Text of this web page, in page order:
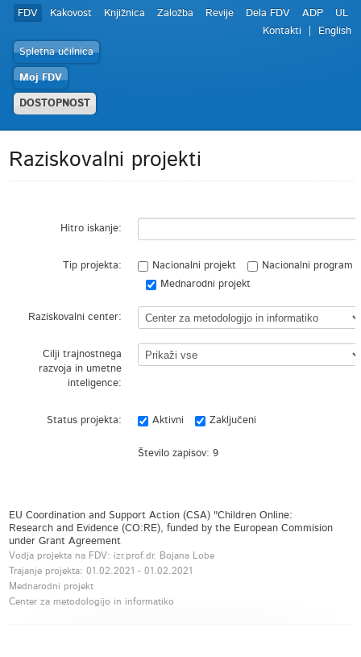
FDV Kakovost Knjižnica Založba Revije Dela FDV ADP
UL
Kontakti
English
Spletna učilnica
Moj FDV
DOSTOPNOST
Raziskovalni projekti
Hitro iskanje:
Tip projekta: Nacionalni projekt
Nacionalni program
Mednarodni projekt
Raziskovalni center:
Cilji trajnostnega
razvoja in umetne
inteligence:
Status projekta: Aktivni Zaključeni
Število zapisov:9
EU Coordination and Support Action (CSA) "Children Online:
Research and Evidence (CO:RE), funded by the European Commision
under Grant Agreement
Vodja projekta na FDV: izr.prof.dr. Bojana Lobe
Trajanje projekta:01.02.2021 -01.02.2021
Mednarodni projekt
Center za metodologijo in informatiko